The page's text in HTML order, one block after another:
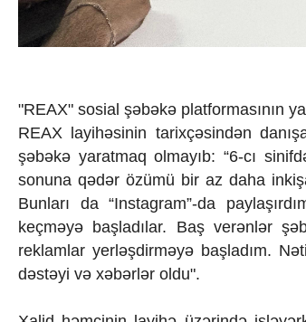
Cəmiyyət
Crossmedia.az - 1 yaş
Siyasət
Zəfər - 5
Gənclər və İdman
Media və QHT
Hadisə
Sağlamlıq
Sosium
Mənəvi dəyərlər
Texnologiya
Mətbuat-150
"REAX" sosial şəbəkə platformasının
REAX layihəsinin tarixçəsindən
şəbəkə yaratmaq olmayıb:“6-cı
sonuna qədər özümü bir az daha
Bunları da “Instagram”-da
keçməyə başladılar. Baş verənlər
reklamlar yerləşdirməyə başladım.
dəstəyi və xəbərlər oldu".